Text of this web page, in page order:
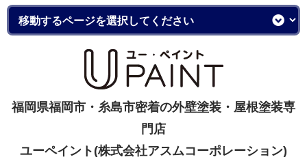
福岡県福岡市・糸島市密着の外壁塗装・屋根塗装専
門店
ユーペイント(株式会社アスムコーポレーション)